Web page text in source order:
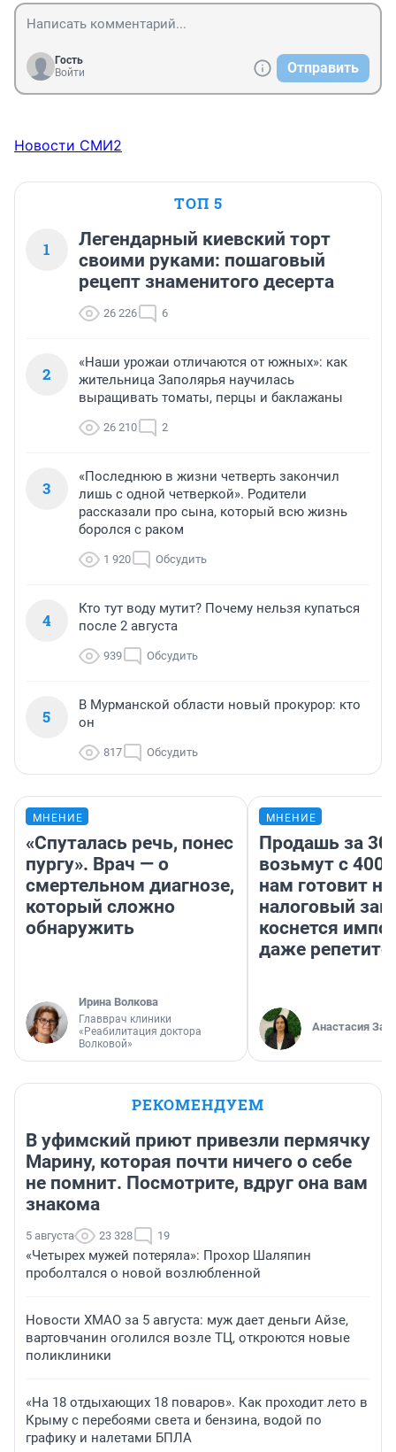
Гость
Войти
Отправить
Новости СМИ2
ТОП 5
1
Легендарный киевский торт
своими руками: пошаговый
рецепт знаменитого десерта
26 226 6
2
«Наши урожаи отличаются от южных»: как
жительница Заполярья научилась
выращивать томаты, перцы и баклажаны
26 210 2
3
«Последнюю в жизни четверть закончил
лишь с одной четверкой». Родители
рассказали про сына, который всю жизнь
боролся с раком
1 920 Обсудить
4
Кто тут воду мутит? Почему нельзя купаться
после 2 августа
939 Обсудить
5
В Мурманской области новый прокурор: кто
он
817 Обсудить
МНЕНИЕ
«Спуталась речь, понес
пургу». Врач — о
смертельном диагнозе,
который сложно
обнаружить
Ирина Волкова
Главврач клиники
«Реабилитация доктора
Волковой»
МНЕНИЕ
Продашь за
возьмут с
нам готовит
налоговый
коснется
даже
Анастасия
РЕКОМЕНДУЕМ
В уфимский приют привезли пермячку
Марину, которая почти ничего о себе
не помнит. Посмотрите, вдруг она вам
знакома
5 августа 23 328 19
«Четырех мужей потеряла»: Прохор Шаляпин
проболтался о новой возлюбленной
Новости ХМАО за 5 августа: муж дает деньги Айзе,
вартовчанин оголился возле ТЦ, откроются новые
поликлиники
«На 18 отдыхающих 18 поваров». Как проходит лето в
Крыму с перебоями света и бензина, водой по
графику и налетами БПЛА